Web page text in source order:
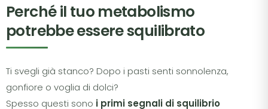
Perché il tuo metabolismo
potrebbe essere squilibrato
Ti svegli già stanco? Dopo i pasti senti sonnolenza,
gonfiore o voglia di dolci?
Spesso questi sono i primi segnali di squilibrio